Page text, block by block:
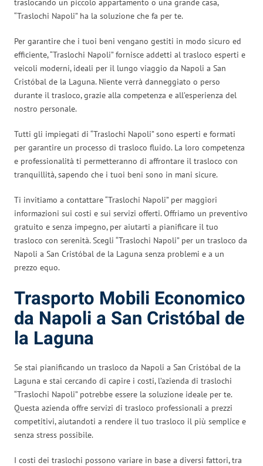
traslocando un piccolo appartamento o una grande casa,
“Traslochi Napoli” ha la soluzione che fa per te.
Per garantire che i tuoi beni vengano gestiti in modo sicuro ed
efficiente, “Traslochi Napoli” fornisce addetti al trasloco esperti e
veicoli moderni, ideali per il lungo viaggio da Napoli a San
Cristóbal de la Laguna. Niente verrà danneggiato o perso
durante il trasloco, grazie alla competenza e all’esperienza del
nostro personale.
Tutti gli impiegati di “Traslochi Napoli” sono esperti e formati
per garantire un processo di trasloco fluido. La loro competenza
e professionalità ti permetteranno di affrontare il trasloco con
tranquillità, sapendo che i tuoi beni sono in mani sicure.
Ti invitiamo a contattare “Traslochi Napoli” per maggiori
informazioni sui costi e sui servizi offerti. Offriamo un preventivo
gratuito e senza impegno, per aiutarti a pianificare il tuo
trasloco con serenità. Scegli “Traslochi Napoli” per un trasloco da
Napoli a San Cristóbal de la Laguna senza problemi e a un
prezzo equo.
Trasporto Mobili Economico
da Napoli a San Cristóbal de
la Laguna
Se stai pianificando un trasloco da Napoli a San Cristóbal de la
Laguna e stai cercando di capire i costi, l’azienda di traslochi
“Traslochi Napoli” potrebbe essere la soluzione ideale per te.
Questa azienda offre servizi di trasloco professionali a prezzi
competitivi, aiutandoti a rendere il tuo trasloco il più semplice e
senza stress possibile.
I costi dei traslochi possono variare in base a diversi fattori, tra